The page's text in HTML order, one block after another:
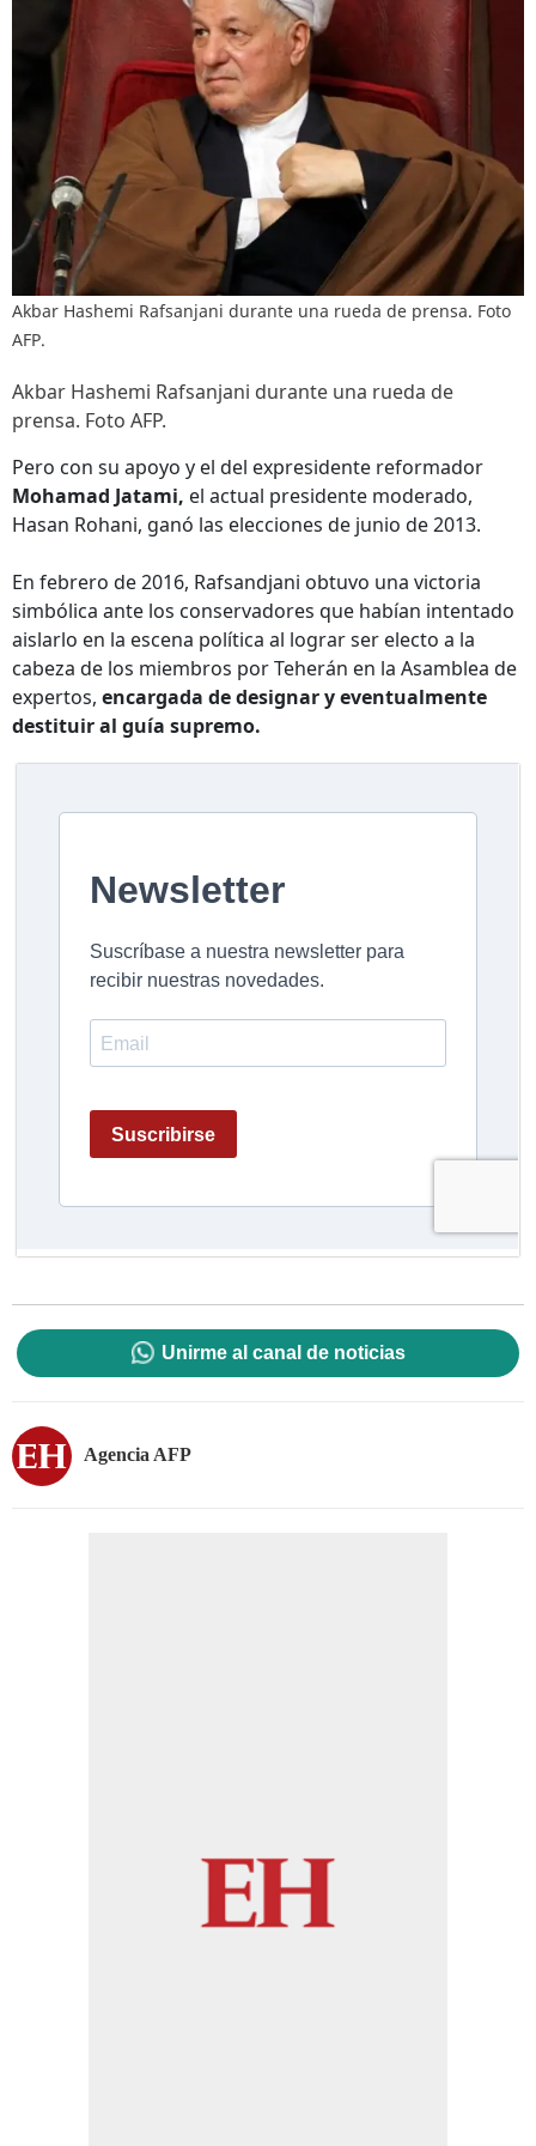
Akbar Hashemi Rafsanjani durante una rueda de prensa. Foto
AFP.
Akbar Hashemi Rafsanjani durante una rueda de
prensa. Foto AFP.
Pero con su apoyo y el del expresidente reformador
Mohamad Jatami, el actual presidente moderado,
Hasan Rohani, ganó las elecciones de junio de 2013.
En febrero de 2016, Rafsandjani obtuvo una victoria
simbólica ante los conservadores que habían intentado
aislarlo en la escena política al lograr ser electo a la
cabeza de los miembros por Teherán en la Asamblea de
expertos, encargada de designar y eventualmente
destituir al guía supremo.
Unirme al canal de noticias
Agencia AFP